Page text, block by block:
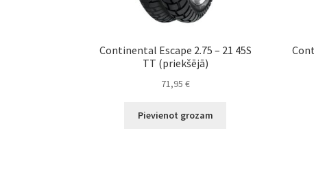
Continental Escape 2.75 – 21 45S
TT (priekšējā)
71,95 €
Pievienot grozam